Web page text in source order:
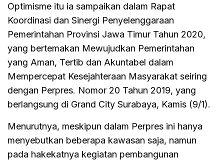
Optimisme itu ia sampaikan dalam Rapat
Koordinasi dan Sinergi Penyelenggaraan
Pemerintahan Provinsi Jawa Timur Tahun 2020,
yang bertemakan Mewujudkan Pemerintahan
yang Aman, Tertib dan Akuntabel dalam
Mempercepat Kesejahteraan Masyarakat seiring
dengan Perpres. Nomor 20 Tahun 2019, yang
berlangsung di Grand City Surabaya, Kamis (9/1).
Menurutnya, meskipun dalam Perpres ini hanya
menyebutkan beberapa kawasan saja, namun
pada hakekatnya kegiatan pembangunan